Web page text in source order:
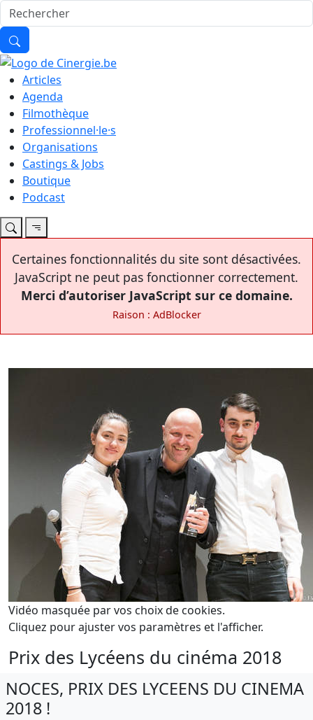
Articles
Agenda
Filmothèque
Professionnel·le·s
Organisations
Castings & Jobs
Boutique
Podcast
Certaines fonctionnalités du site sont désactivées.
JavaScript ne peut pas fonctionner correctement.
Merci d’autoriser JavaScript sur ce domaine.
Raison : AdBlocker
Vidéo masquée par vos choix de cookies.
Cliquez pour ajuster vos paramètres et l'afficher.
Prix des Lycéens du cinéma 2018
NOCES, PRIX DES LYCEENS DU CINEMA
2018 !